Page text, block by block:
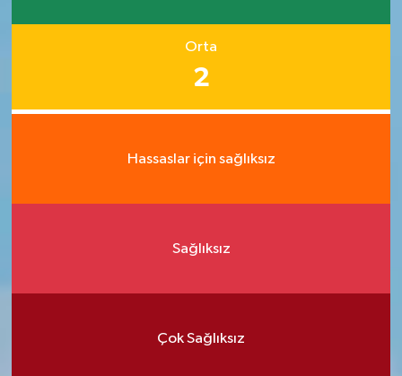
Orta
2
Hassaslar için sağlıksız
Sağlıksız
Çok Sağlıksız